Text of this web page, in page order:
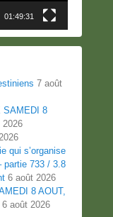
01:49:31
7 août
SAMEDI 8
2026
qui s’organise
partie 733 / 3.8
6 août 2026
8 AOUT,
6 août 2026